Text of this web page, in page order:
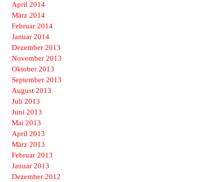
April 2014
März 2014
Februar 2014
Januar 2014
Dezember 2013
November 2013
Oktober 2013
September 2013
August 2013
Juli 2013
Juni 2013
Mai 2013
April 2013
März 2013
Februar 2013
Januar 2013
Dezember 2012